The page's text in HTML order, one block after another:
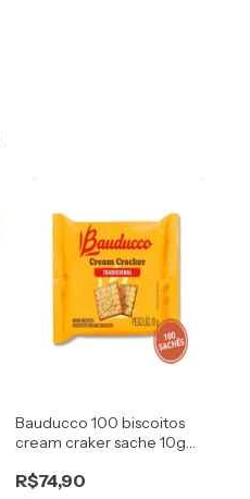
Bauducco 100 biscoitos
cream craker sache 10g
R$74,90